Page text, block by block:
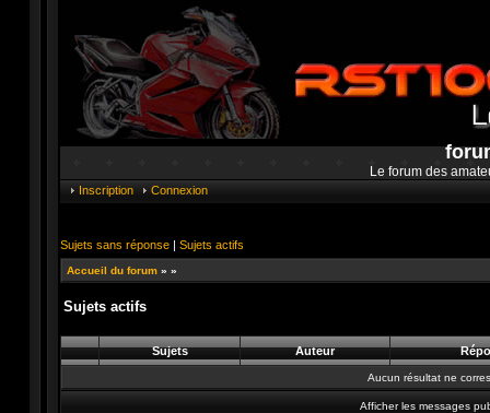
Le forum des
Inscription Connexion
Sujets sans réponse | Sujets actifs
Accueil du forum » »
Sujets actifs
Sujets Auteur
Aucun résultat ne
Afficher les messages